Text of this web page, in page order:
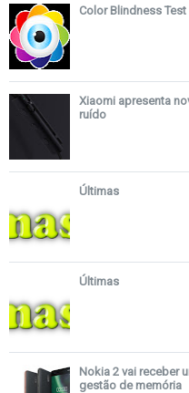
Color Blindness Test
Xiaomi apresenta
ruído
Últimas
Últimas
Nokia 2 vai receber
gestão de memória